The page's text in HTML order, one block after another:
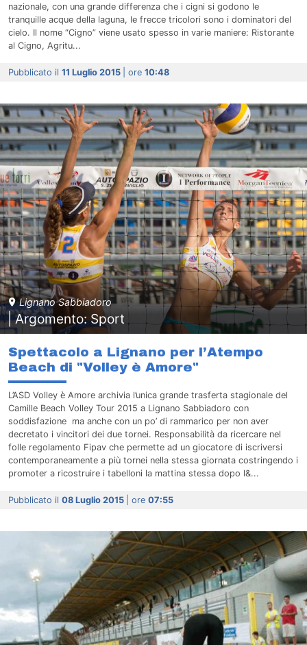
nazionale, con una grande differenza che i cigni si godono le
tranquille acque della laguna, le frecce tricolori sono i dominatori del
cielo. Il nome “Cigno” viene usato spesso in varie maniere: Ristorante
al Cigno, Agritu...
Pubblicato il 11 Luglio 2015 | ore 10:48
Lignano Sabbiadoro
| Argomento: Sport
Spettacolo a Lignano per l’Atempo
Beach di "Volley è Amore"
L’ASD Volley è Amore archivia l’unica grande trasferta stagionale del
Camille Beach Volley Tour 2015 a Lignano Sabbiadoro con
soddisfazione ma anche con un po’ di rammarico per non aver
decretato i vincitori dei due tornei. Responsabilità da ricercare nel
folle regolamento Fipav che permette ad un giocatore di iscriversi
contemporaneamente a più tornei nella stessa giornata costringendo i
promoter a ricostruire i tabelloni la mattina stessa dopo l&...
Pubblicato il 08 Luglio 2015 | ore 07:55